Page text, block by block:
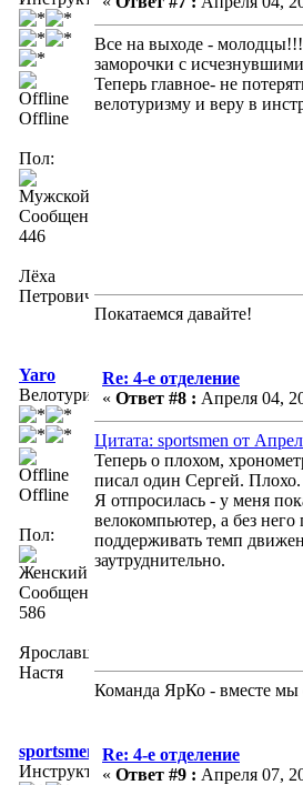
Offline
Пол:
Сообщений:
446
Лёха
Петрович
Все на выходе -
заморочки с
Теперь главное- не
велотуризму и веру в
Покатаемся давайте!
Yaro
Велотурист
Offline
Пол:
Сообщений:
586
Ярославцева
Настя
Re: 4-е отделение
« Ответ #8 : Апреля 04,
Цитата: sportsmen от
Теперь о плохом,
писал один Сергей. Плохо.
Я отпросилась - у меня
велокомпьютер, а без
поддерживать темп
заутруднительно.
Команда ЯрКо - вместе мы
sportsmen
Инструктор
Re: 4-е отделение
« Ответ #9 : Апреля 07,